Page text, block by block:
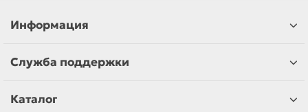
Информация
Служба поддержки
Каталог